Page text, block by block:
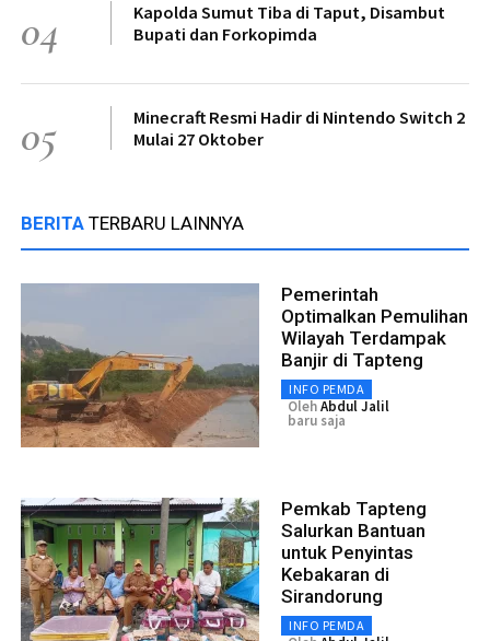
04
Kapolda Sumut Tiba di Taput, Disambut
Bupati dan Forkopimda
05
Minecraft Resmi Hadir di Nintendo Switch 2
Mulai 27 Oktober
BERITA TERBARU LAINNYA
Pemerintah
Optimalkan Pemulihan
Wilayah Terdampak
Banjir di Tapteng
INFO PEMDA
OlehAbdul Jalil
baru saja
Pemkab Tapteng
Salurkan Bantuan
untuk Penyintas
Kebakaran di
Sirandorung
INFO PEMDA